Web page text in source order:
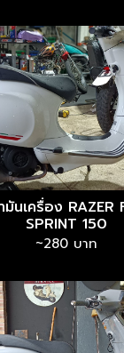
นเครื่อง RAZER
SPRINT 150
~280 บาท